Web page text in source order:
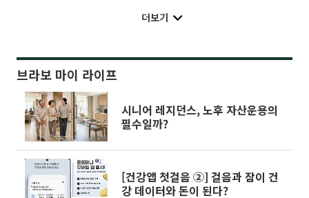
더보기
브라보 마이 라이프
시니어 레지던스, 노후 자산운용의
필수일까?
[건강앱 첫걸음 ②] 걸음과 잠이 건
강 데이터와 돈이 된다?